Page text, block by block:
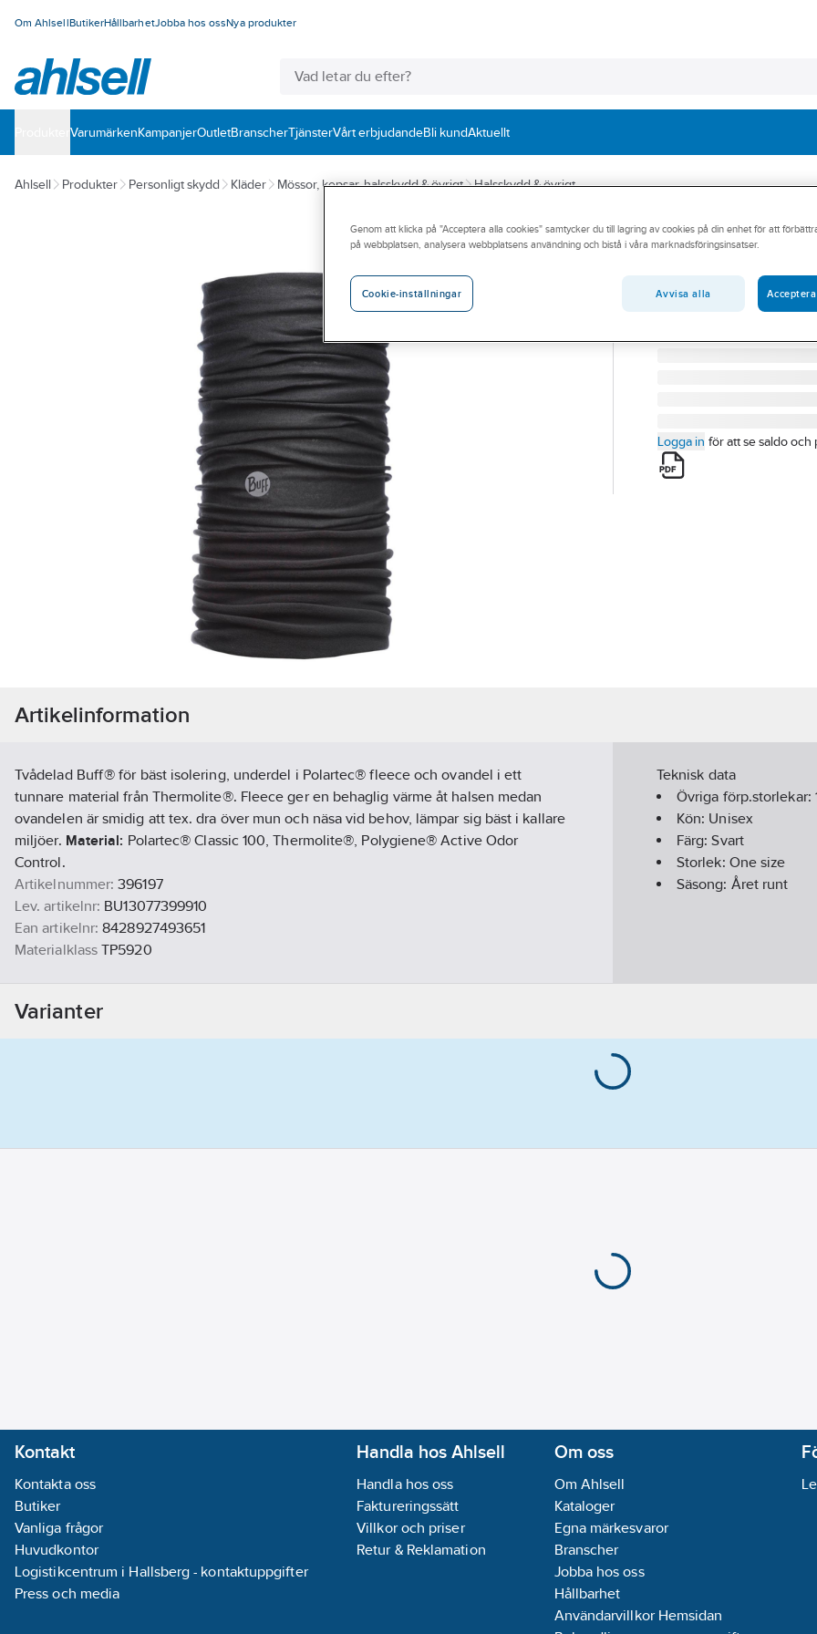
Om AhlsellButikerHållbarhetJobba hos ossNya produkter
VarumärkenKampanjerOutletBranscherTjänsterVårt erbjudandeBli kundAktuellt
Ahlsell Produkter Personligt skydd Kläder Mössor, kepsar, halsskydd & övrigt Halsskydd & övrigt
BUFF
Halsskydd Buff®
HALSSKYDD BUFF
Artikelnummer:
396197
Logga in för att se saldo och
Artikelinformation
Tvådelad Buff® för bäst isolering, underdel i Polartec® fleece och ovandel i ett
tunnare material från Thermolite®. Fleece ger en behaglig värme åt halsen medan
ovandelen är smidig att tex. dra över mun och näsa vid behov, lämpar sig bäst i kallare
miljöer. Material: Polartec® Classic 100, Thermolite®, Polygiene® Active Odor
Control.
Artikelnummer: 396197
Lev. artikelnr: BU13077399910
Ean artikelnr: 8428927493651
Materialklass TP5920
Teknisk data
Övriga förp.storlekar:
Kön: Unisex
Färg:Svart
Storlek: One size
Säsong: Året runt
Varianter
Kontakt
Kontakta oss
Butiker
Vanliga frågor
Huvudkontor
Logistikcentrum i Hallsberg - kontaktuppgifter
Press och media
Handla hos Ahlsell
Handla hos oss
Faktureringssätt
Villkor och priser
Retur & Reklamation
Om oss
Om Ahlsell
Kataloger
Egna märkesvaror
Branscher
Jobba hos oss
Hållbarhet
Användarvillkor Hemsidan
Genom att klicka på "Acceptera alla cookies" samtycker du till lagring av cookies på din enhet för att
på webbplatsen, analysera webbplatsens användning och bistå i våra marknadsföringsinsatser.
Cookie-inställningar Avvisa alla